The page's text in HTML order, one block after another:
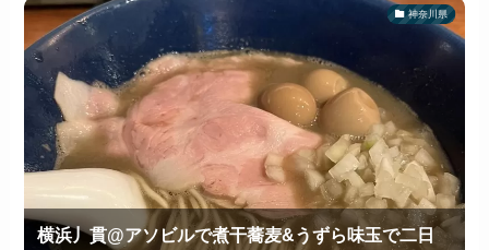
神奈川県
横浜丿貫@アソビルで煮干蕎麦&うずら味玉で二日